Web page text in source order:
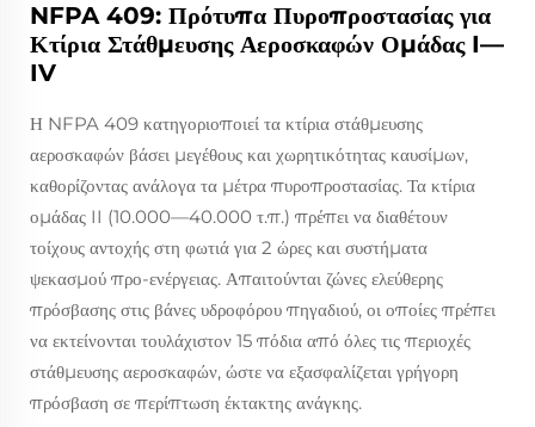
NFPA 409: Πρότυπα Πυροπροστασίας για
Κτίρια Στάθμευσης Αεροσκαφών Ομάδας I—
IV
Η NFPA 409 κατηγοριοποιεί τα κτίρια στάθμευσης
αεροσκαφών βάσει μεγέθους και χωρητικότητας καυσίμων,
καθορίζοντας ανάλογα τα μέτρα πυροπροστασίας. Τα κτίρια
ομάδας II (10.000—40.000 τ.π.) πρέπει να διαθέτουν
τοίχους αντοχής στη φωτιά για 2 ώρες και συστήματα
ψεκασμού προ-ενέργειας. Απαιτούνται ζώνες ελεύθερης
πρόσβασης στις βάνες υδροφόρου πηγαδιού, οι οποίες πρέπει
να εκτείνονται τουλάχιστον 15 πόδια από όλες τις περιοχές
στάθμευσης αεροσκαφών, ώστε να εξασφαλίζεται γρήγορη
πρόσβαση σε περίπτωση έκτακτης ανάγκης.